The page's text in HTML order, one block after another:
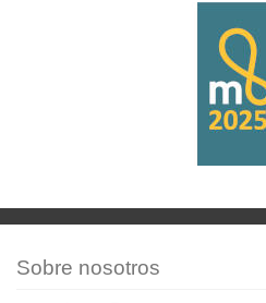
Sobre nosotros